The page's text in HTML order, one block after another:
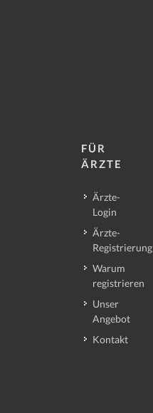
FÜR
ÄRZTE
Ärzte-
Login
Ärzte-
Registrierung
Warum
registrieren
Unser
Angebot
Kontakt